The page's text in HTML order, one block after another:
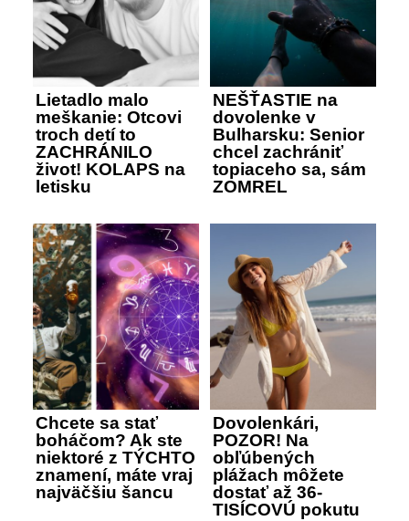
Lietadlo malo
meškanie: Otcovi
troch detí to
ZACHRÁNILO
život! KOLAPS na
letisku
NEŠŤASTIE na
dovolenke v
Bulharsku: Senior
chcel zachrániť
topiaceho sa, sám
ZOMREL
Chcete sa stať
boháčom? Ak ste
niektoré z TÝCHTO
znamení, máte vraj
najväčšiu šancu
Dovolenkári,
POZOR! Na
obľúbených
plážach môžete
dostať až 36-
TISÍCOVÚ pokutu